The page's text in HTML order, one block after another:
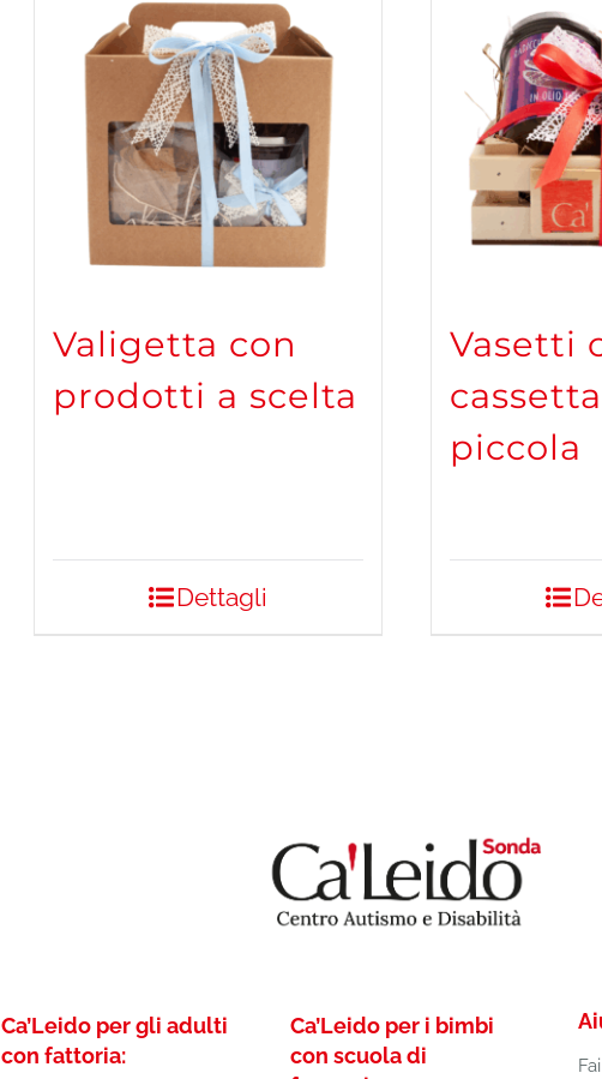
Valigetta con
prodotti a scelta
Dettagli
Vasetti
piccola
Ca’Leido per gli adulti
con fattoria:
Ca’Leido per i bimbi
con scuola di